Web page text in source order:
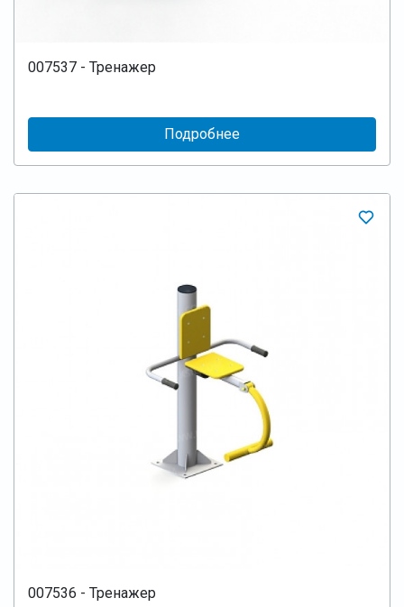
007537 - Тренажер
Подробнее
007536 - Тренажер